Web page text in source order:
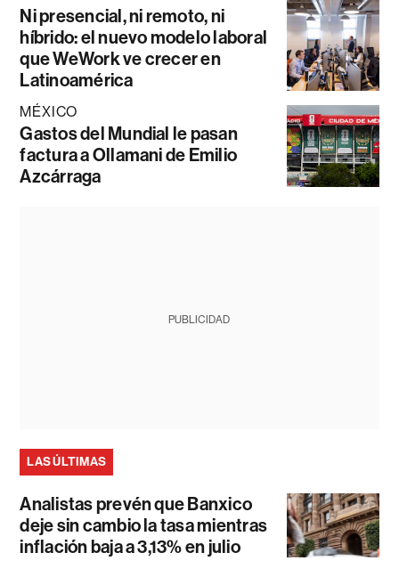
Ni presencial, ni remoto, ni
híbrido: el nuevo modelo laboral
que WeWork ve crecer en
Latinoamérica
MÉXICO
Gastos del Mundial le pasan
factura a Ollamani de Emilio
Azcárraga
PUBLICIDAD
LAS ÚLTIMAS
Analistas prevén que Banxico
deje sin cambio la tasa mientras
inflación baja a 3,13% en julio